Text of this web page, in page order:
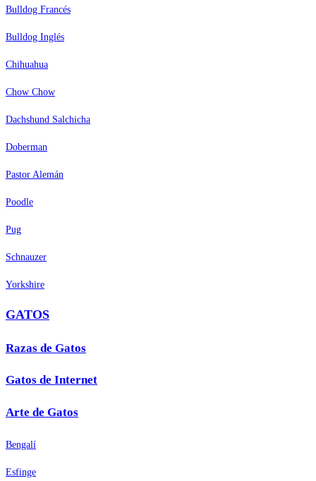
Bulldog Francés
Bulldog Inglés
Chihuahua
Chow Chow
Dachshund Salchicha
Doberman
Pastor Alemán
Poodle
Pug
Schnauzer
Yorkshire
GATOS
Razas de Gatos
Gatos de Internet
Arte de Gatos
Bengalí
Esfinge